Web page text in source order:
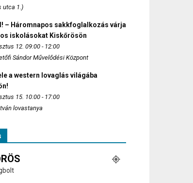
utca 1.)
– Háromnapos sakkfoglalkozás várja
iskolásokat Kiskőrösön
12. 09:00 - 12:00
Sándor Művelődési Központ
a western lovaglás világába
15. 10:00 - 17:00
lovastanya